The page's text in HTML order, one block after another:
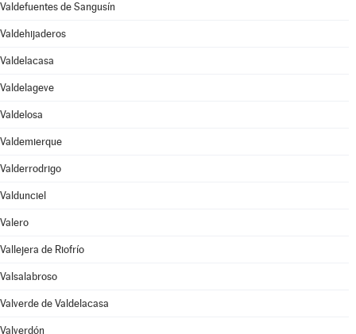
Valdefuentes de Sangusín
Valdehijaderos
Valdelacasa
Valdelageve
Valdelosa
Valdemierque
Valderrodrigo
Valdunciel
Valero
Vallejera de Riofrío
Valsalabroso
Valverde de Valdelacasa
Valverdón